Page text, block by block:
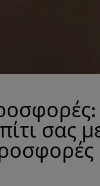
σας